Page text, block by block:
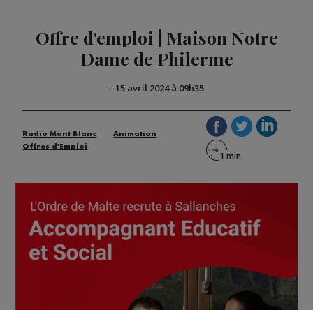
Offre d'emploi | Maison Notre
Dame de Philerme
- 15 avril 2024 à 09h35
Radio Mont Blanc
Animation
Offres d'Emploi